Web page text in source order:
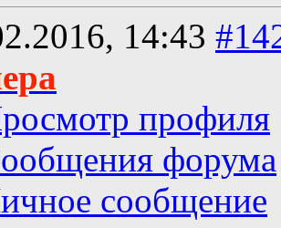
14:43
профиля
форума
сообщение